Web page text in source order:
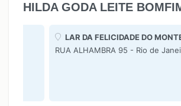
HILDA GODA LEITE
LAR DA FELICIDADE DO
RUA ALHAMBRA 95 - Rio de